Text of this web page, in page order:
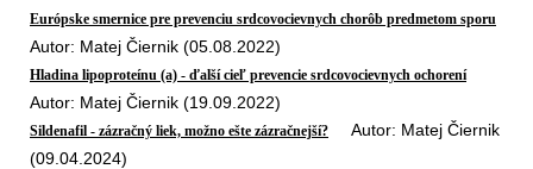
Európske smernice pre prevenciu srdcovocievnych chorôb predmetom sporu
Autor: Matej Čiernik (05.08.2022)
Hladina lipoproteínu (a) - ďalší cieľ prevencie srdcovocievnych ochorení
Autor: Matej Čiernik (19.09.2022)
Sildenafil - zázračný liek, možno ešte zázračnejší? Autor: Matej Čiernik
(09.04.2024)